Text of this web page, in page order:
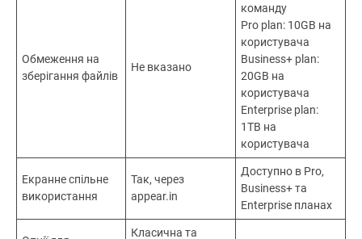
Обмеження на
зберігання файлів
Не вказано
команду
Pro plan: 10GB на
користувача
Business+ plan:
20GB на
користувача
Enterprise plan:
1TB на
користувача
Екранне спільне
використання
Так, через
appear.in
Доступно в Pro,
Business+ та
Enterprise планах
Класична та